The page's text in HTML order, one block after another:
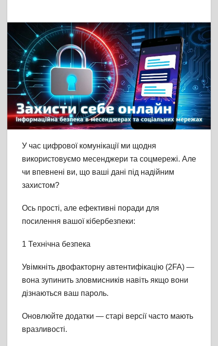
У час цифрової комунікації ми щодня
використовуємо месенджери та соцмережі. Але
чи впевнені ви, що ваші дані під надійним
захистом?
Ось прості, але ефективні поради для
посилення вашої кібербезпеки:
1 Технічна безпека
Увімкніть двофакторну автентифікацію (2FA) —
вона зупинить зловмисників навіть якщо вони
дізнаються ваш пароль.
Оновлюйте додатки — старі версії часто мають
вразливості.